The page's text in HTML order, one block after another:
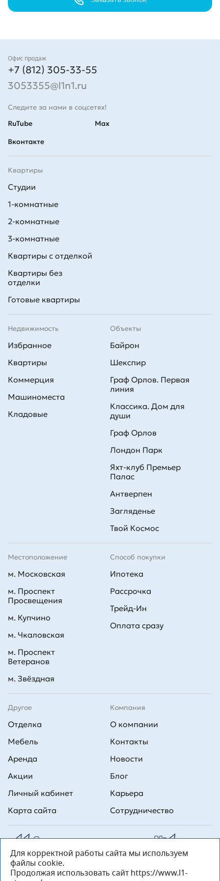
Контакты
Офис продаж
+7 (812) 305-33-55
3053355@l1n1.ru
Следите за нами в соцсетях!
RuTube
Вконтакте
Max
Квартиры
Студии
1-комнатные
2-комнатные
3-комнатные
Квартиры с отделкой
Квартиры без
отделки
Готовые квартиры
Недвижимость
Избранное
Квартиры
Коммерция
Машиноместа
Кладовые
Способ покупки
Ипотека
Рассрочка
Трейд-Ин
Оплата сразу
Объекты
Байрон
Шекспир
Граф Орлов. Первая
линия
Классика. Дом для
души
Граф Орлов
Лондон Парк
Яхт-клуб Премьер
Палас
Антверпен
Загляденье
Твой Космос
Другое
Отделка
Мебель
Аренда
Акции
Личный кабинет
Карта сайта
Компания
О компании
Контакты
Новости
Блог
Карьера
Сотрудничество
Местоположение
м. Московская
м. Проспект
Просвещения
м. Купчино
м. Чкаловская
м. Проспект
Ветеранов
м. Звёздная
Все права на публикуемые на сайте материалы принадлежат
ООО Л1 Строительная комания №1. Любая информация,
представленная на данном сайте, носит исключительно
информационный характер и ни при каких условиях не является
Для корректной работы сайта мы используем
файлы cookie.
Продолжая использовать сайт https://www.l1-